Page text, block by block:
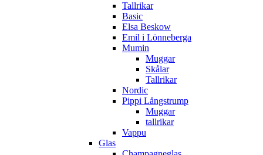
Tallrikar
Basic
Elsa Beskow
Emil i Lönneberga
Mumin
Muggar
Skålar
Tallrikar
Nordic
Pippi Långstrump
Muggar
tallrikar
Vappu
Glas